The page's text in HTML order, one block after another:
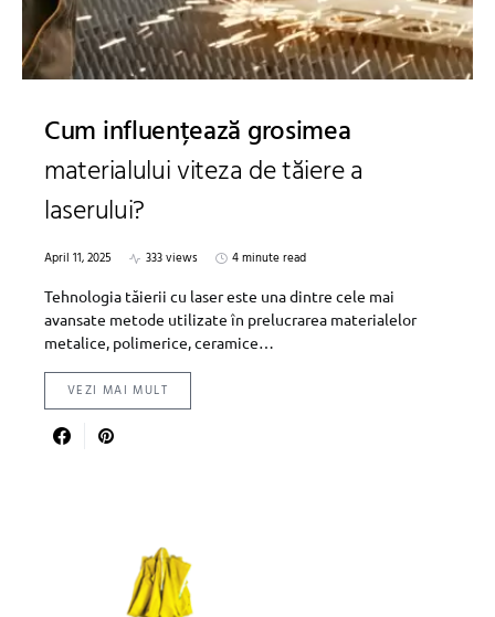
Cum influențează grosimea
materialului viteza de tăiere a
laserului?
April 11, 2025 333 views
4 minute read
Tehnologia tăierii cu laser este una dintre cele mai
avansate metode utilizate în prelucrarea materialelor
metalice, polimerice, ceramice…
VEZI MAI MULT